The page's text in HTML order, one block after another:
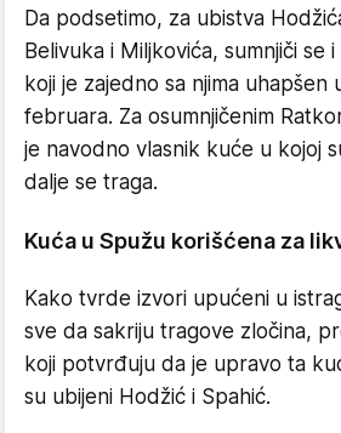
Da podsetimo, za ubistva
Belivuka i Miljkovića, sumnjiči se
koji je zajedno sa njima uhapšen
februara. Za osumnjičenim
je navodno vlasnik kuće u kojoj
dalje se traga.
Kuća u Spužu korišćena za
Kako tvrde izvori upućeni u
sve da sakriju tragove zločina,
koji potvrđuju da je upravo ta
su ubijeni Hodžić i Spahić.